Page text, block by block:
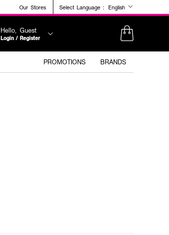
Our Stores Select Language : English
Hello, Guest
Login / Register
PROMOTIONS BRANDS